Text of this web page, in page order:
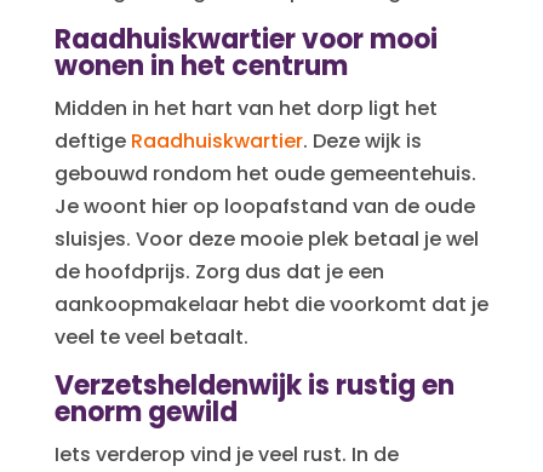
Raadhuiskwartier voor mooi
wonen in het centrum
Midden in het hart van het dorp ligt het
deftige Raadhuiskwartier. Deze wijk is
gebouwd rondom het oude gemeentehuis.
Je woont hier op loopafstand van de oude
sluisjes. Voor deze mooie plek betaal je wel
de hoofdprijs. Zorg dus dat je een
aankoopmakelaar hebt die voorkomt dat je
veel te veel betaalt.
Verzetsheldenwijk is rustig en
enorm gewild
Iets verderop vind je veel rust. In de